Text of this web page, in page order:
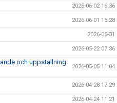
2026-06-02 16:36
2026-06-01 15:28
2026-05-31
2026-05-22 07:36
och uppstallning
2026-05-05 11:04
2026-04-28 17:29
2026-04-24 11:21